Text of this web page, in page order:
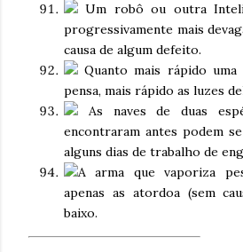
Um robô ou outra
progressivamente mais
causa de algum defeito.
Quanto mais rápido
pensa, mais rápido as luzes
As naves de duas
encontraram antes podem
alguns dias de trabalho de
A arma que vaporiza
apenas as atordoa (sem
baixo.